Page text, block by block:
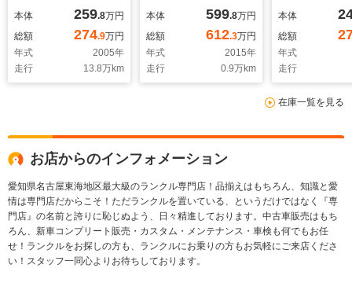
本体 259.8万円
総額
274.9万円
年式
2005年
走行
13.8万km
本体 599.8万円
総額
612.3万円
年式
2015年
走行
0.9万km
本体
総額
年式
走行
在庫一覧を見る
お店からのインフォメーション
愛知県名古屋東海地区最大級のランクル専門店！品揃えはもちろん、知識と愛
情は専門店だからこそ！ただランクルを置いている、というだけではなく『専
門店』の名前と誇りに恥じぬよう、日々精進しております。中古車販売はもち
ろん、新車コンプリート販売・カスタム・メンテナンス・車検も何でもお任
せ！ランクルをお探しの方も、ランクルにお乗りの方もお気軽にご来店くださ
い！スタッフ一同心よりお待ちしております。